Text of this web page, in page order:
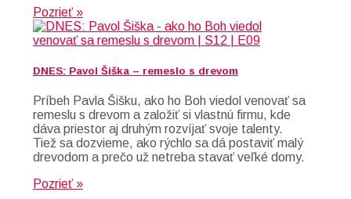
Pozrieť »
DNES: Pavol Šiška – remeslo s drevom
Príbeh Pavla Šišku, ako ho Boh viedol venovať sa
remeslu s drevom a založiť si vlastnú firmu, kde
dáva priestor aj druhým rozvíjať svoje talenty.
Tiež sa dozvieme, ako rýchlo sa dá postaviť malý
drevodom a prečo už netreba stavať veľké domy.
Pozrieť »